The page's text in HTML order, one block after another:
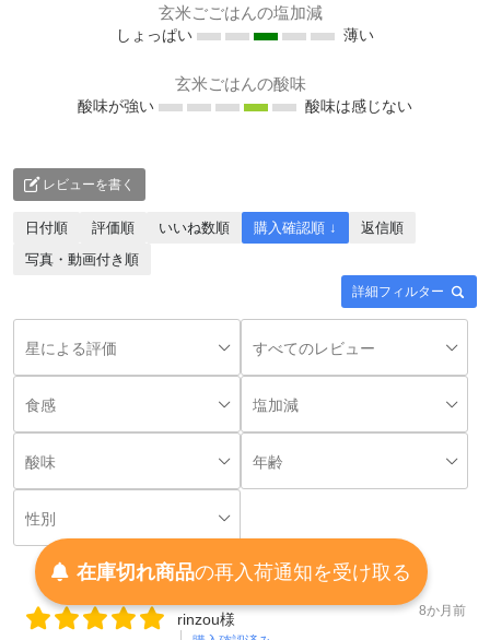
玄米ごごはんの塩加減
しょっぱい 薄い
玄米ごはんの酸味
酸味が強い 酸味は感じない
レビューを書く
詳細フィルター
日付順 評価順 いいね数順 購入確認順 ↓
返信順
写真・動画付き順
rinzou様 8か月前
在庫切れ商品の再入荷通知を受け取る